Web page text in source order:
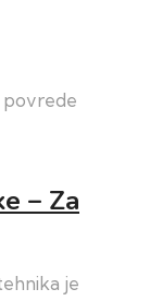
– Za
je